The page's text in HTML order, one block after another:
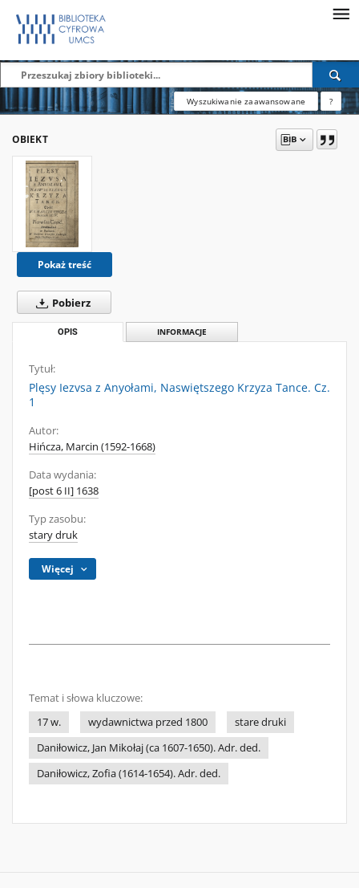
Wyszukiwanie zaawansowane ?
OBIEKT
Pokaż treść
Pobierz
OPIS INFORMACJE
Tytuł:
Plęsy Iezvsa z Anyołami, Naswiętszego Krzyza Tance. Cz.
1
Autor:
Hińcza, Marcin (1592-1668)
Data wydania:
[post 6 II] 1638
Typ zasobu:
stary druk
Więcej
Temat i słowa kluczowe:
17 w.
wydawnictwa przed 1800
stare druki
Daniłowicz, Jan Mikołaj (ca 1607-1650). Adr. ded.
Daniłowicz, Zofia (1614-1654). Adr. ded.